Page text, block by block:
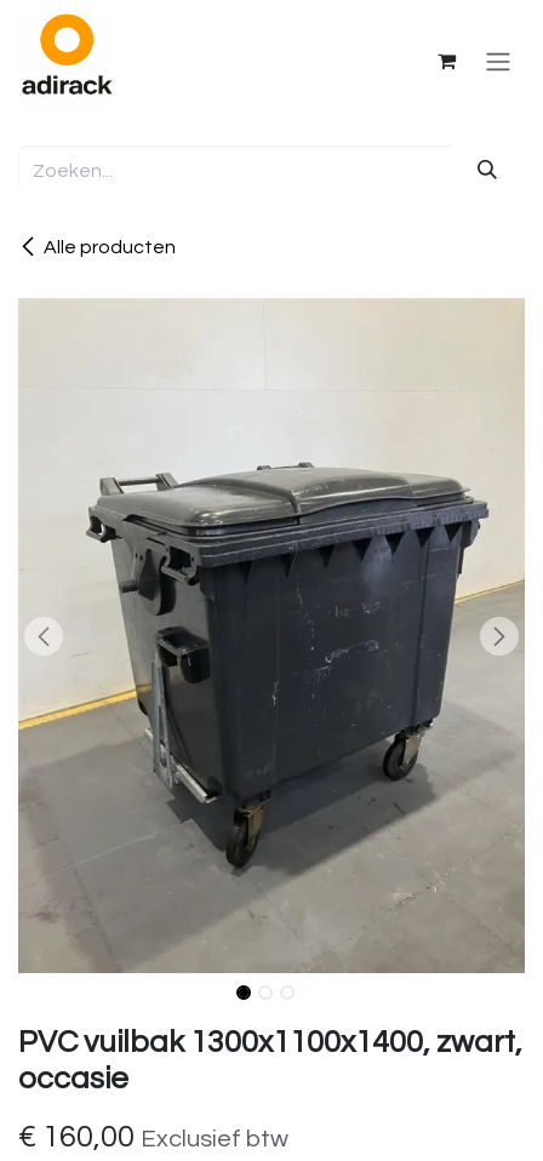
Overslaan naar inhoud
Alle producten
PVC vuilbak 1300x1100x1400, zwart,
occasie
€ 160,00 Exclusief btw